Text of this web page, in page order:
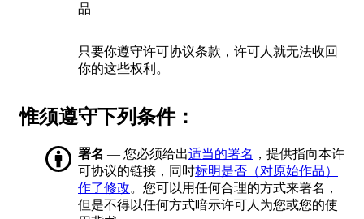
品
只要你遵守许可协议条款，许可人就无法收回
你的这些权利。
惟须遵守下列条件：
署名 — 您必须给出适当的署名 ，提供指向本许
可协议的链接，同时标明是否（对原始作品）
作了修改。您可以用任何合理的方式来署名，
但是不得以任何方式暗示许可人为您或您的使